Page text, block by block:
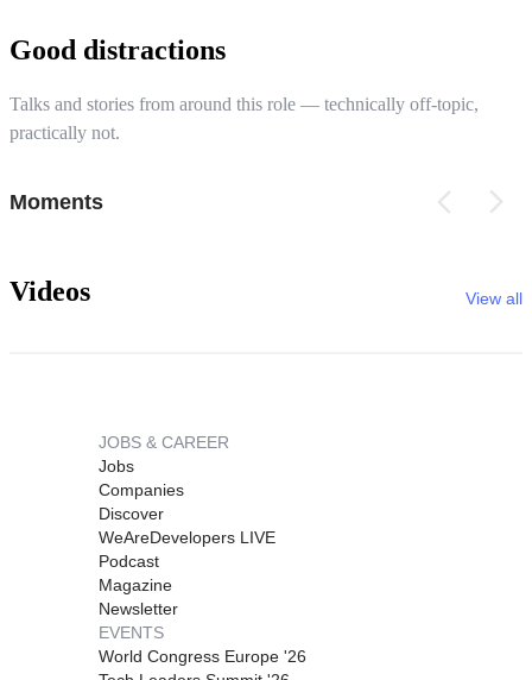
Good distractions
Talks and stories from around this role — technically off-topic,
practically not.
Moments
Videos View all
JOBS & CAREER
Jobs
Companies
Discover
WeAreDevelopers LIVE
Podcast
Magazine
Newsletter
EVENTS
World Congress Europe '26